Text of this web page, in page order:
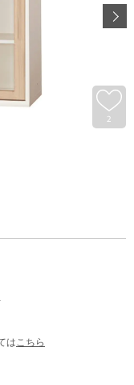
2
は こちら